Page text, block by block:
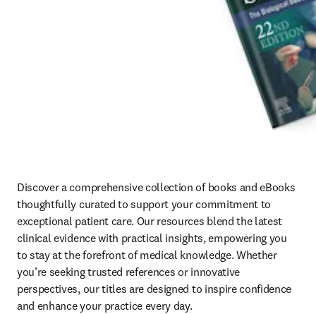
Discover a comprehensive collection of books and eBooks
thoughtfully curated to support your commitment to
exceptional patient care. Our resources blend the latest
clinical evidence with practical insights, empowering you
to stay at the forefront of medical knowledge. Whether
you’re seeking trusted references or innovative
perspectives, our titles are designed to inspire confidence
and enhance your practice every day.